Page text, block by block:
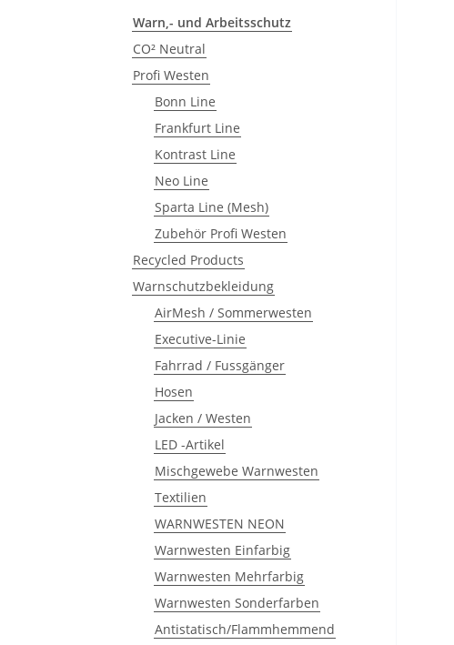
Warn,- und Arbeitsschutz
CO² Neutral
Profi Westen
Bonn Line
Frankfurt Line
Kontrast Line
Neo Line
Sparta Line (Mesh)
Zubehör Profi Westen
Recycled Products
Warnschutzbekleidung
AirMesh / Sommerwesten
Executive-Linie
Fahrrad / Fussgänger
Hosen
Jacken / Westen
LED -Artikel
Mischgewebe Warnwesten
Textilien
WARNWESTEN NEON
Warnwesten Einfarbig
Warnwesten Mehrfarbig
Warnwesten Sonderfarben
Antistatisch/Flammhemmend